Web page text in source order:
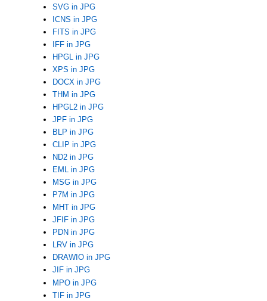
SVG in JPG
ICNS in JPG
FITS in JPG
IFF in JPG
HPGL in JPG
XPS in JPG
DOCX in JPG
THM in JPG
HPGL2 in JPG
JPF in JPG
BLP in JPG
CLIP in JPG
ND2 in JPG
EML in JPG
MSG in JPG
P7M in JPG
MHT in JPG
JFIF in JPG
PDN in JPG
LRV in JPG
DRAWIO in JPG
JIF in JPG
MPO in JPG
TIF in JPG